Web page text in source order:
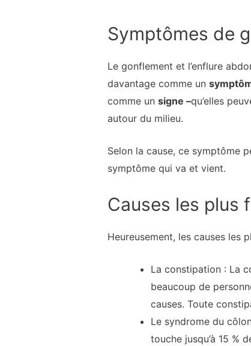
Symptômes de
Le gonflement et l’enflure
davantage comme un
comme un signe –qu’elles
autour du milieu.
Selon la cause, ce symptôme
symptôme qui va et vient.
Causes les plus
Heureusement, les causes les
La constipation : La
beaucoup de
causes. Toute
Le syndrome du
touche jusqu’à 15 %